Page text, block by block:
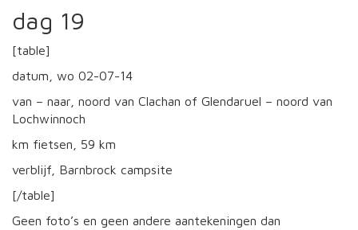
dag 19
[table]
datum, wo 02-07-14
van – naar, noord van Clachan of Glendaruel – noord van
Lochwinnoch
km fietsen, 59 km
verblijf, Barnbrock campsite
[/table]
Geen foto’s en geen andere aantekeningen dan